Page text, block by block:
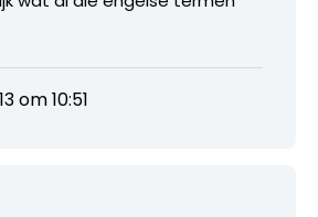
om 10:51